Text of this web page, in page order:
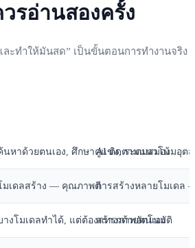
รอ่านสองครั้ง
ะทำให้มันสด” เป็นขั้นตอนการทำงานจริง
นหาด้วยตนเอง, ศึกษาคู่แข่ง, ระดมสมอง
AI ติดตามแนวโน้มอุต
มเดลสร้าง — คุณภาพดีการสร้างหลายโมเดล
างโมเดลทำได้, แต่ต้องแทรกด้วยตนเอง
สร้างภาพอัตโนมัติ